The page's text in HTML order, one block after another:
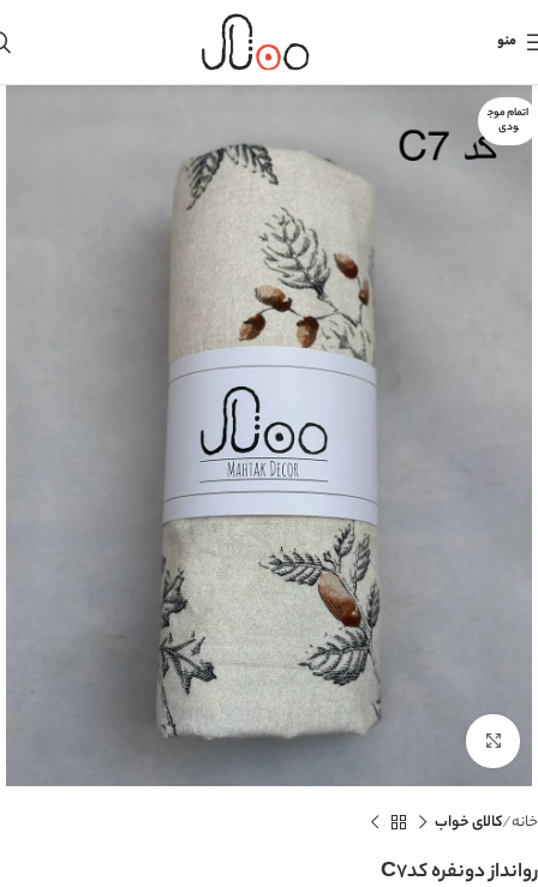
منو
اتمام موج
ودی
بزرگنمایی تصویر
خانه کالای خواب
روانداز دونفره کدC7